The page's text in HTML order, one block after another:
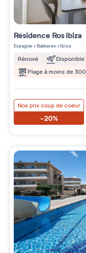
Résidence Ros Ibiza
Espagne>Baléares>Ibiza
Rénové
Disponible
Plage à moins de
Nos prix coup de coeur
-20%